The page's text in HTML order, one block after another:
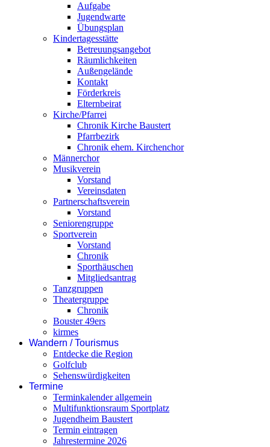
Aufgabe
Jugendwarte
Übungsplan
Kindertagesstätte
Betreuungsangebot
Räumlichkeiten
Außengelände
Kontakt
Förderkreis
Elternbeirat
Kirche/Pfarrei
Chronik Kirche Baustert
Pfarrbezirk
Chronik ehem. Kirchenchor
Männerchor
Musikverein
Vorstand
Vereinsdaten
Partnerschaftsverein
Vorstand
Seniorengruppe
Sportverein
Vorstand
Chronik
Sporthäuschen
Mitgliedsantrag
Tanzgruppen
Theatergruppe
Chronik
Bouster 49ers
kirmes
Wandern / Tourismus
Entdecke die Region
Golfclub
Sehenswürdigkeiten
Termine
Terminkalender allgemein
Multifunktionsraum Sportplatz
Jugendheim Baustert
Termin eintragen
Jahrestermine 2026